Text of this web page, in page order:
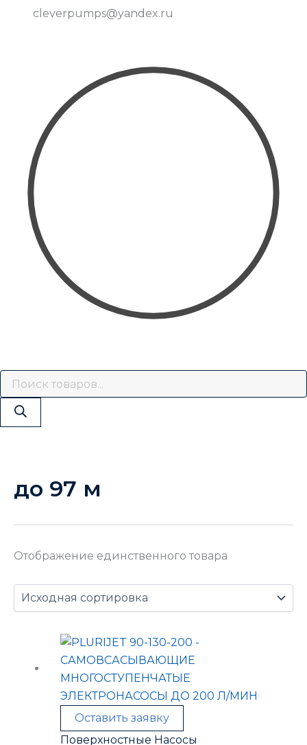
cleverpumps@yandex.ru
до 97 м
Отображение единственного товара
Оставить заявку
Поверхностные Насосы